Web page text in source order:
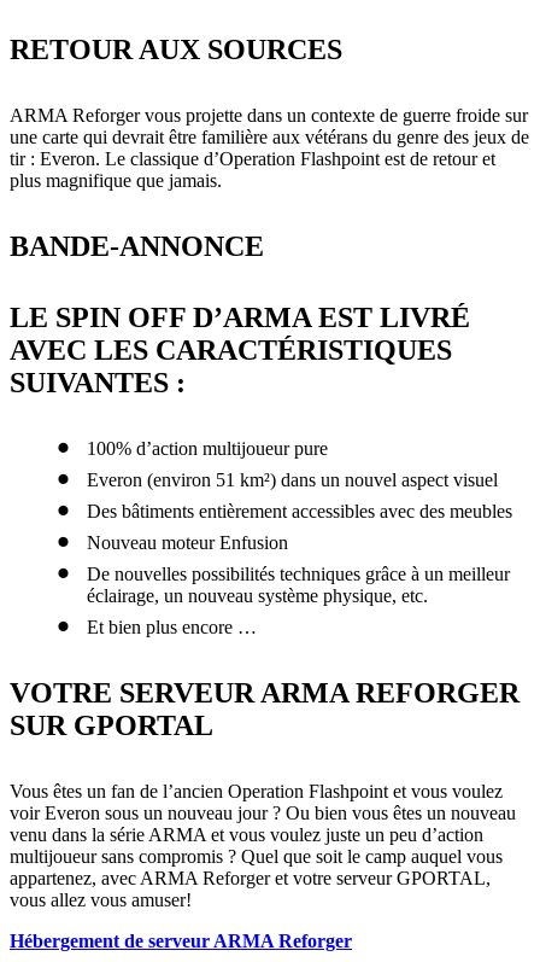
RETOUR AUX SOURCES
ARMA Reforger vous projette dans un contexte de guerre froide sur
une carte qui devrait être familière aux vétérans du genre des jeux de
tir : Everon. Le classique d’Operation Flashpoint est de retour et
plus magnifique que jamais.
BANDE-ANNONCE
LE SPIN OFF D’ARMA EST LIVRÉ
AVEC LES CARACTÉRISTIQUES
SUIVANTES :
100% d’action multijoueur pure
Everon (environ 51 km²) dans un nouvel aspect visuel
Des bâtiments entièrement accessibles avec des meubles
Nouveau moteur Enfusion
De nouvelles possibilités techniques grâce à un meilleur
éclairage, un nouveau système physique, etc.
Et bien plus encore …
VOTRE SERVEUR ARMA REFORGER
SUR GPORTAL
Vous êtes un fan de l’ancien Operation Flashpoint et vous voulez
voir Everon sous un nouveau jour ? Ou bien vous êtes un nouveau
venu dans la série ARMA et vous voulez juste un peu d’action
multijoueur sans compromis ? Quel que soit le camp auquel vous
appartenez, avec ARMA Reforger et votre serveur GPORTAL,
vous allez vous amuser!
Hébergement de serveur ARMA Reforger